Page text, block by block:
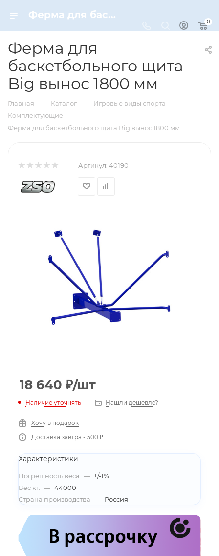
Ферма для баскетбольного щита Big вынос 1800 мм – купить по цене 18640 руб. в интернет-магазине Dynamic-Sport
0
Ферма для
баскетбольного щита
Big вынос 1800 мм
Главная — Каталог — Игровые виды спорта —
Комплектующие —
Ферма для баскетбольного щита Big вынос 1800 мм
Артикул: 40190
18 640 ₽/шт
Наличие уточнять Нашли дешевле?
Хочу в подарок
Доставка завтра - 500 ₽
Характеристики
Погрешность веса — +/-1%
Вес кг.
— 44000
Страна производства — Россия